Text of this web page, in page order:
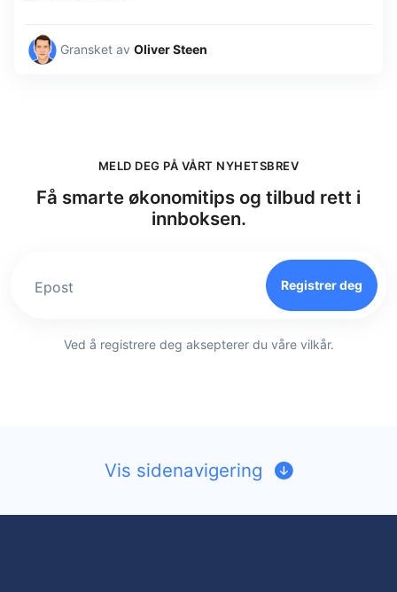
Gransket av Oliver Steen
MELD DEG PÅ VÅRT NYHETSBREV
Få smarte økonomitips og tilbud rett i
innboksen.
Epost Registrer deg
Ved å registrere deg aksepterer du våre vilkår.
Vis sidenavigering